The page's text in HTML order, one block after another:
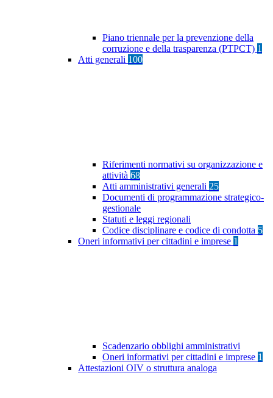
Piano triennale per la prevenzione della
corruzione e della trasparenza (PTPCT) 1
Atti generali 100
Riferimenti normativi su organizzazione e
attività 68
Atti amministrativi generali 25
Documenti di programmazione strategico-
gestionale
Statuti e leggi regionali
Codice disciplinare e codice di condotta 5
Oneri informativi per cittadini e imprese 1
Scadenzario obblighi amministrativi
Oneri informativi per cittadini e imprese 1
Attestazioni OIV o struttura analoga